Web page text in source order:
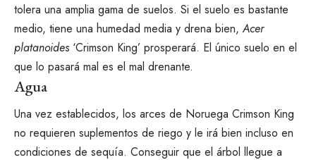
tolera una amplia gama de suelos. Si el suelo es bastante
medio, tiene una humedad media y drena bien,Acer
platanoides‘Crimson King’ prosperará. El único suelo en el
que lo pasará mal es el mal drenante.
Agua
Una vez establecidos, los arces de Noruega Crimson King
no requieren suplementos de riego y le irá bien incluso en
condiciones de sequía. Conseguir que el árbol llegue a